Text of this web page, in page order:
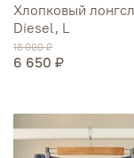
Хлопковый
Diesel, L
18 000 ₽
6 650 ₽